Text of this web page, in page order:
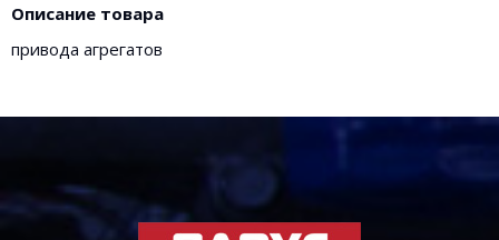
Описание товара
привода агрегатов